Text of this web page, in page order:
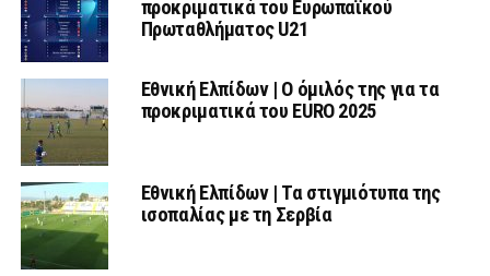
προκριματικά του Ευρωπαϊκού
Πρωταθλήματος U21
Εθνική Ελπίδων | Ο όμιλός της για τα
προκριματικά του EURO 2025
Εθνική Ελπίδων | Τα στιγμιότυπα της
ισοπαλίας με τη Σερβία